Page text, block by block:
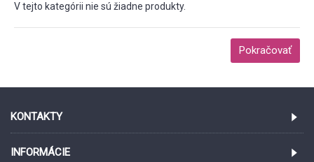
V tejto kategórii nie sú žiadne produkty.
Pokračovať
KONTAKTY
INFORMÁCIE